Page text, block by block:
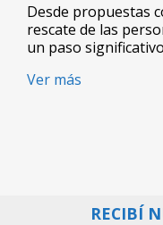
Desde propuestas
rescate de las
un paso
Ver más
RECIBÍ